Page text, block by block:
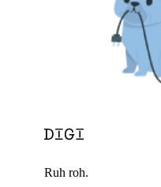
Ruh roh.